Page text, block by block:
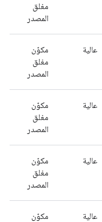
مغلق
المصدر
عالية
مكوّن
مغلق
المصدر
عالية
مكوّن
مغلق
المصدر
عالية
مكوّن
مغلق
المصدر
عالية
مكوّن